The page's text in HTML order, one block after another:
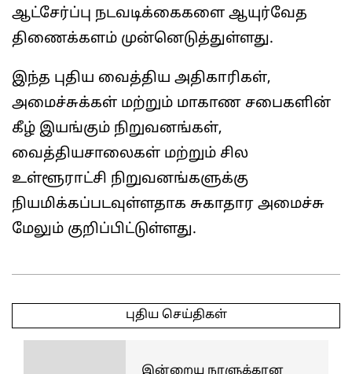
ஆட்சேர்ப்பு நடவடிக்கைகளை ஆயுர்வேத
திணைக்களம் முன்னெடுத்துள்ளது.
இந்த புதிய வைத்திய அதிகாரிகள்,
அமைச்சுக்கள் மற்றும் மாகாண சபைகளின்
கீழ் இயங்கும் நிறுவனங்கள்,
வைத்தியசாலைகள் மற்றும் சில
உள்ளூராட்சி நிறுவனங்களுக்கு
நியமிக்கப்படவுள்ளதாக சுகாதார அமைச்சு
மேலும் குறிப்பிட்டுள்ளது.
11-
புதிய செய்திகள்